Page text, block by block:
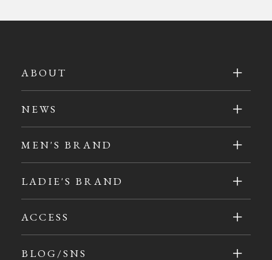
ABOUT
NEWS
MEN'S BRAND
LADIE'S BRAND
ACCESS
BLOG/SNS